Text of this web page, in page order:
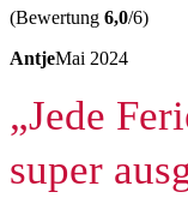
(Bewertung 6,0/6)
AntjeMai 2024
„Jede
super